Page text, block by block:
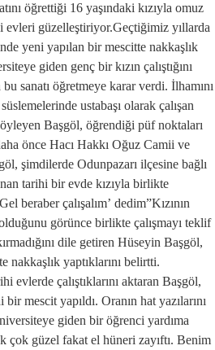
öğrettiği 16 yaşındaki kızıyla omuz
güzelleştiriyor.Geçtiğimiz yıllarda
yeni yapılan bir mescitte nakkaşlık
giden genç bir kızın çalıştığını
bu sanatı öğretmeye karar verdi. İlhamını
ustabaşı olarak çalışan
Başgöl, öğrendiği püf noktaları
önce Hacı Hakkı Oğuz Camii ve
şimdilerde Odunpazarı ilçesine bağlı
tarihi bir evde kızıyla birlikte
beraber çalışalım’ dedim”Kızının
görünce birlikte çalışmayı teklif
dile getiren Hüseyin Başgöl,
yaptıklarını belirtti.
evlerde çalıştıklarını aktaran Başgöl,
mescit yapıldı. Oranın hat yazılarını
giden bir öğrenci yardıma
çok güzel fakat el hüneri zayıftı. Benim